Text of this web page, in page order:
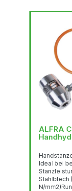
ALFRA
Ideal bei
Stahlblech
N/